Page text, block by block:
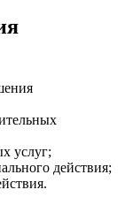
услуг;
действия;